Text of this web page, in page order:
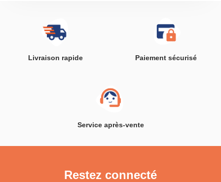
Livraison rapide Paiement sécurisé
Service après-vente
Restez connecté